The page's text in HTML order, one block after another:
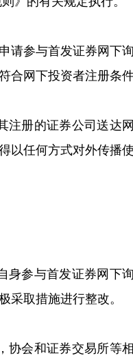
请参与首发证券网下
合网下投资者注册条件
注册的证券公司送达
以任何方式对外传播
身参与首发证券网下
采取措施进行整改。
协会和证券交易所等